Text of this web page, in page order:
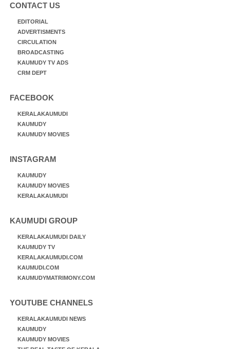
CONTACT US
EDITORIAL
ADVERTISMENTS
CIRCULATION
BROADCASTING
KAUMUDY TV ADS
CRM DEPT
FACEBOOK
KERALAKAUMUDI
KAUMUDY
KAUMUDY MOVIES
INSTAGRAM
KAUMUDY
KAUMUDY MOVIES
KERALAKAUMUDI
KAUMUDI GROUP
KERALAKAUMUDI DAILY
KAUMUDY TV
KERALAKAUMUDI.COM
KAUMUDI.COM
KAUMUDYMATRIMONY.COM
YOUTUBE CHANNELS
KERALAKAUMUDI NEWS
KAUMUDY
KAUMUDY MOVIES